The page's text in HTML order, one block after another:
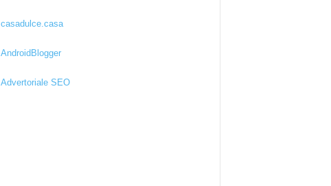
casadulce.casa
AndroidBlogger
Advertoriale SEO